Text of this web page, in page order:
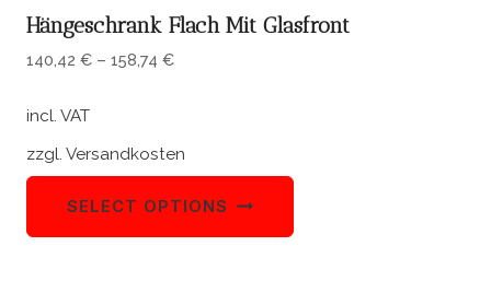
Hängeschrank Flach Mit Glasfront
140,42 € – 158,74 €
incl. VAT
zzgl. Versandkosten
SELECT OPTIONS